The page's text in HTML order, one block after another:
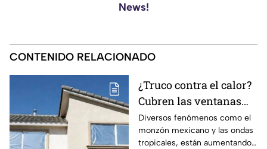
News!
CONTENIDO RELACIONADO
¿Truco contra el calor?
Cubren las ventanas
con papel aluminio,
esto explica la ciencia
Diversos fenómenos como el
monzón mexicano y las ondas
tropicales, están aumentando